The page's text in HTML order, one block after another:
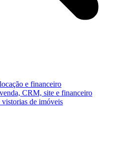
e financeiro
CRM, site e financeiro
de imóveis